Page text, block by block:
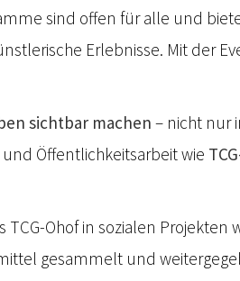
sind offen für alle und
Erlebnisse. Mit der
sichtbar machen – nicht nur
Öffentlichkeitsarbeit wie
TCG-Ohof in sozialen Projekten
gesammelt und